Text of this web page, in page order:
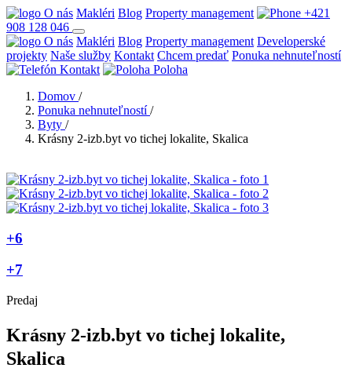
O nás Makléri Blog Property management
+421
908 128 046
O nás Makléri Blog Property management Developerské
projekty Naše služby Kontakt Chcem predať Ponuka nehnuteľností
Kontakt
Poloha
Domov /
Ponuka nehnuteľností /
Byty /
Krásny 2-izb.byt vo tichej lokalite, Skalica
+6
+7
Predaj
Krásny 2-izb.byt vo tichej lokalite,
Skalica